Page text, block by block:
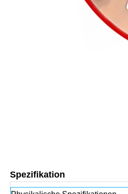
Spezifikation